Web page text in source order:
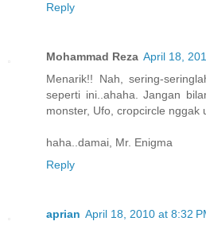
Reply
Mohammad Reza April 18,
Menarik!! Nah, sering-
seperti ini..ahaha. Jangan
monster, Ufo, cropcircle nggak
haha..damai, Mr. Enigma
Reply
aprian April 18, 2010 at 8:32